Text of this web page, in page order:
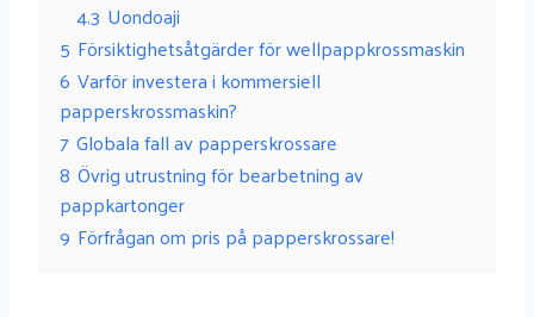
4.3 Uondoaji
5 Försiktighetsåtgärder för wellpappkrossmaskin
6 Varför investera i kommersiell
papperskrossmaskin?
7 Globala fall av papperskrossare
8 Övrig utrustning för bearbetning av
pappkartonger
9 Förfrågan om pris på papperskrossare!